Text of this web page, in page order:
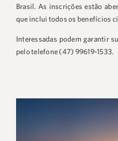
Brasil. As inscrições estão
que inclui todos os benefícios
Interessadas podem garantir
pelo telefone (47) 99619-1533.